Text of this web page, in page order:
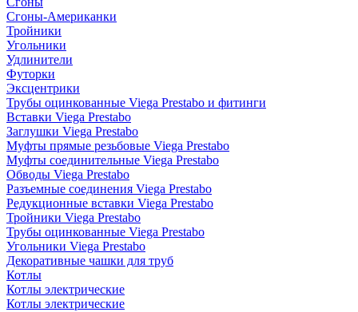
Сгоны-Американки
Тройники
Угольники
Удлинители
Футорки
Эксцентрики
Трубы оцинкованные Viega Prestabo и фитинги
Вставки Viega Prestabo
Заглушки Viega Prestabo
Муфты прямые резьбовые Viega Prestabo
Муфты соединительные Viega Prestabo
Обводы Viega Prestabo
Разъемные соединения Viega Prestabo
Редукционные вставки Viega Prestabo
Тройники Viega Prestabo
Трубы оцинкованные Viega Prestabo
Угольники Viega Prestabo
Декоративные чашки для труб
Котлы
Котлы электрические
Котлы электрические